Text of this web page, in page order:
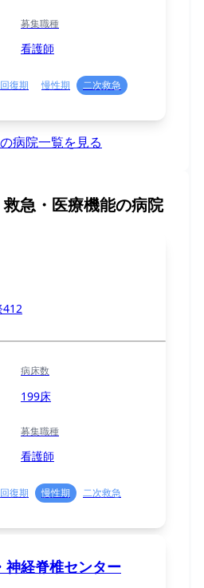
募集職種
看護師
回復期 慢性期
二次救急
病院一覧を見る
救急・医療機能の病院
412
病床数
199床
募集職種
看護師
回復期 慢性期
二次救急
神経脊椎センター